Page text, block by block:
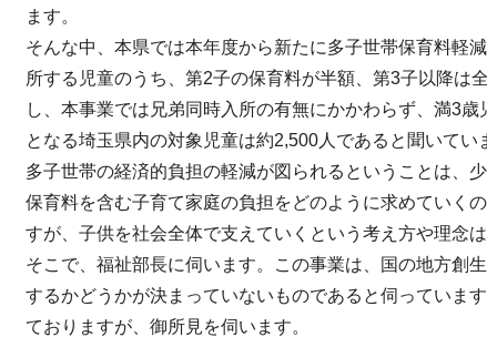
ます。
そんな中、本県では本年度から新たに多子世帯保育料軽
所する児童のうち、第2子の保育料が半額、第3子以降は
し、本事業では兄弟同時入所の有無にかかわらず、満3
となる埼玉県内の対象児童は約2,500人であると聞いて
多子世帯の経済的負担の軽減が図られるということは、
保育料を含む子育て家庭の負担をどのように求めていく
すが、子供を社会全体で支えていくという考え方や理念
そこで、福祉部長に伺います。この事業は、国の地方創
するかどうかが決まっていないものであると伺っていま
ておりますが、御所見を伺います。